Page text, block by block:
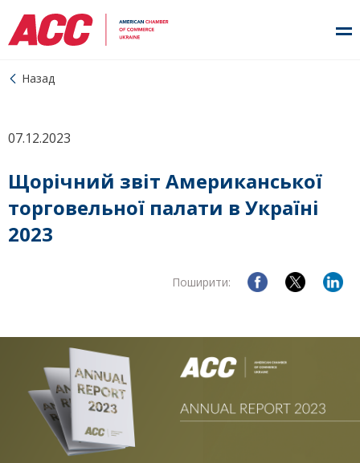
Назад
07.12.2023
Щорічний звіт Американської
торговельної палати в Україні
2023
Поширити: